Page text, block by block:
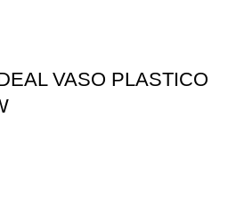
VASO PLASTICO